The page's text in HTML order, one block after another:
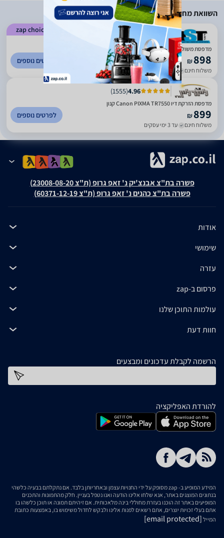
השוואת מחירים
zap choice
5
211
מדפסת משולבת Canon Pixma TR7550
₪898
משלוח חינם עד 3 ימי עסקים
לפרטים נוספים
4.96
(
1555
)
מדפסת ‏הזרקת דיו Canon PIXMA TR7550 קנון
₪899
משלוח חינם עד 3 ימי עסקים
לפרטים נוספים
פשרה בת"צ אבנצ'יק נ' זאפ גרופ (ת"צ 23008-08-20)
פשרה בת"צ כהנים נ' זאפ גרופ (ת"צ 60371-12-19)
אודות
שימושי
עזרה
פרסום ב-zap
עולמות התוכן שלנו
חוות דעת
הרשמה לקבלת עדכונים ומבצעים
להורדת האפליקציה
המידע המופיע ב- zap מסופק על ידי החנויות עצמן ובאחריותן בלבד. אם נתקלתם בבעיה כלשהי
בנתונים המוצגים באתר, אנא שלחו אלינו הודעה ואנו נטפל בעניין. חלק מהתמונות והתכנים
המופיעים באתר זה הוכנו בעזרת מחוללי בינה מלאכותית. אם זיהיתם תמונה או תוכן כלשהו בו
אתם בעלי זכויות יוצרים, אתם רשאים לפנות אלינו ולבקש לחדול משימוש בו, באמצעות כתובת
המייל [email protected]